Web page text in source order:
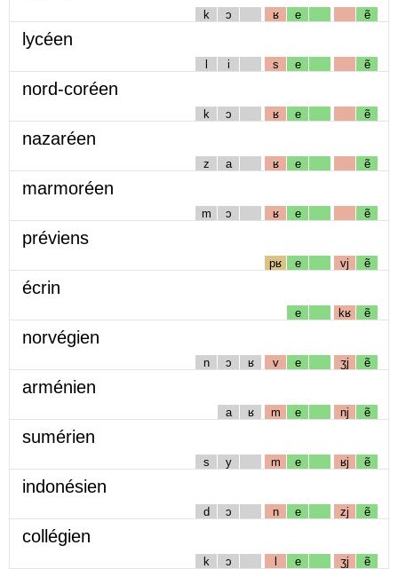
k ɔ ʁ e ẽ
lycéen
l i s e ẽ
nord-coréen
k ɔ ʁ e ẽ
nazaréen
z a ʁ e ẽ
marmoréen
m ɔ ʁ e ẽ
préviens
pʁ e vj ẽ
écrin
e kʁ ẽ
norvégien
n ɔ ʁ v e ʒj ẽ
arménien
a ʁ m e nj ẽ
sumérien
s y m e ʁj ẽ
indonésien
d ɔ n e zj ẽ
collégien
k ɔ l e ʒj ẽ